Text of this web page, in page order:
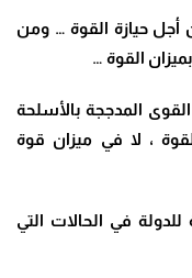
حيازة القوة … ومن
القوة …
المدججة بالأسلحة
، لا في ميزان قوة
في الحالات التي